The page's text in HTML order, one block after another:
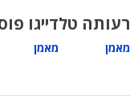
רעותה טל
מאמן
דייגו
מאמן